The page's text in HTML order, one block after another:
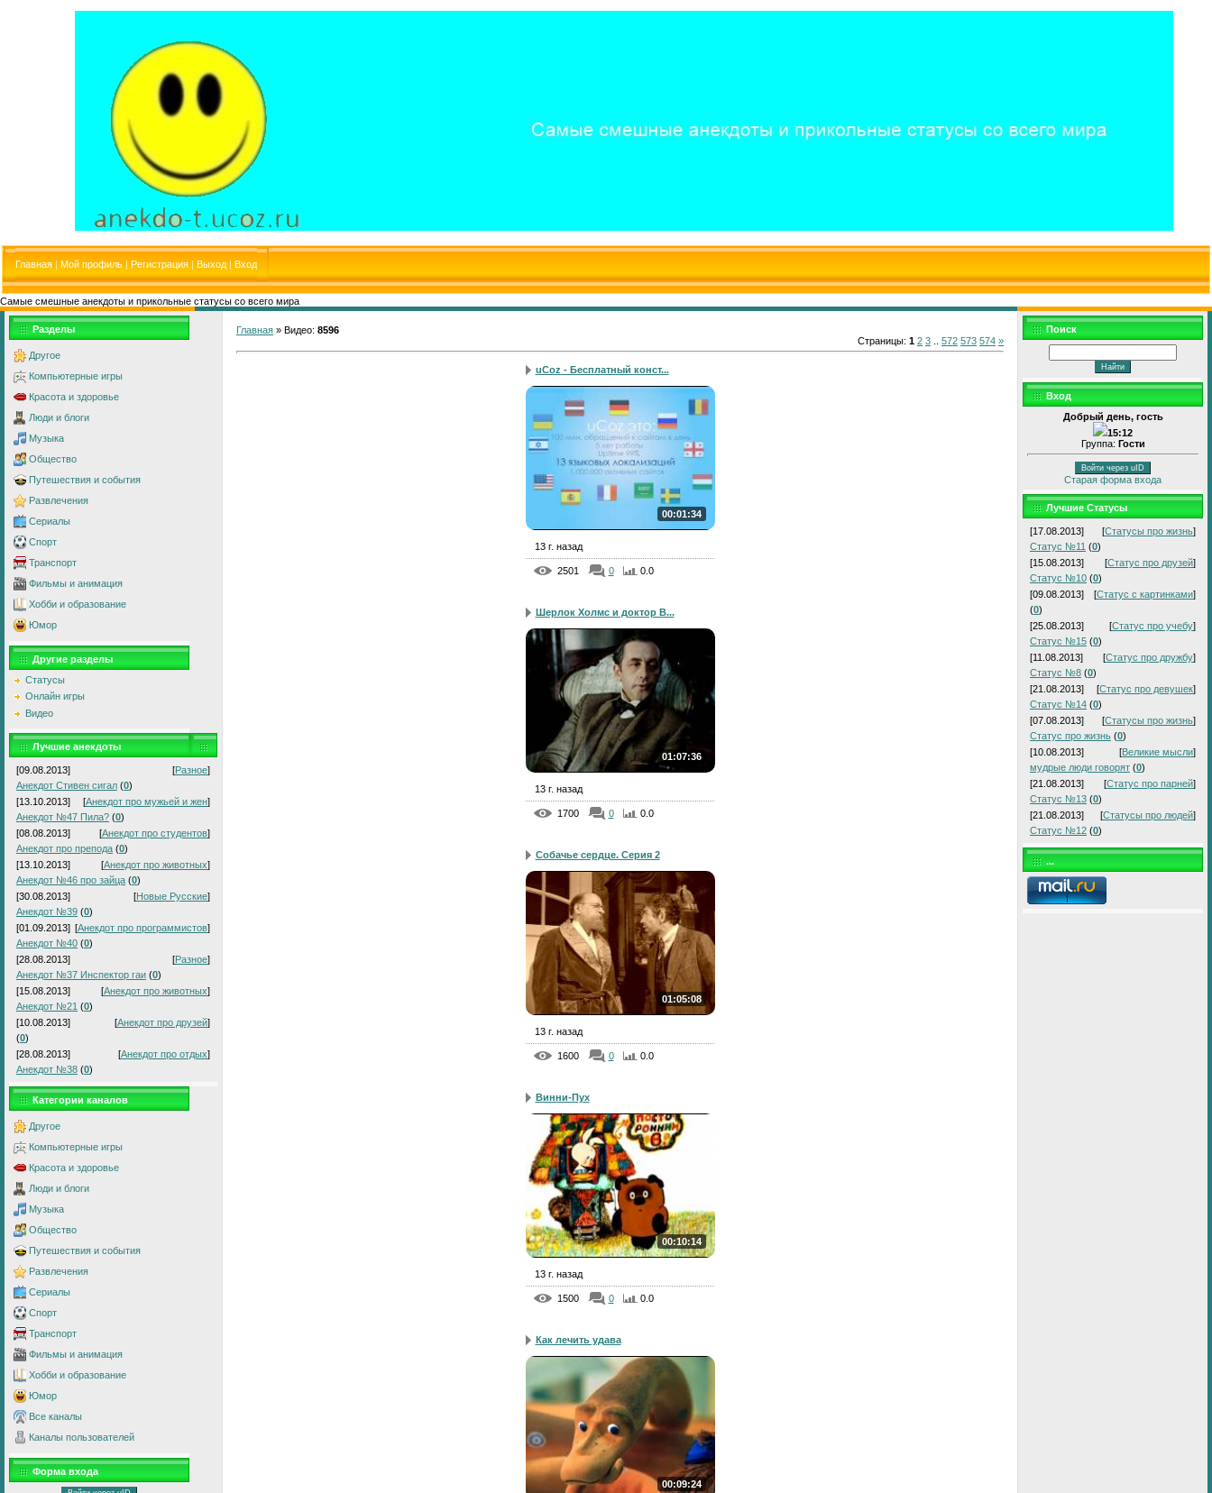
Главная | Мой профиль | Регистрация | Выход | Вход
Самые смешные анекдоты и прикольные статусы со всего мира
Разделы
Другое
Компьютерные игры
Красота и здоровье
Люди и блоги
Музыка
Общество
Путешествия и события
Развлечения
Сериалы
Спорт
Транспорт
Фильмы и анимация
Хобби и образование
Юмор
Другие разделы
Статусы
Онлайн игры
Видео
Лучшие анекдоты
[09.08.2013] [Разное]
Анекдот Стивен сигал (0)
[13.10.2013]
[Анекдот про мужьей и жен]
Анекдот №47 Пила? (0)
[08.08.2013]
[Анекдот про студентов]
Анекдот про препода (0)
[13.10.2013]
[Анекдот про животных]
Анекдот №46 про зайца (0)
[30.08.2013]
[Новые Русские]
Анекдот №39 (0)
[01.09.2013] [Анекдот про программистов]
Анекдот №40 (0)
[28.08.2013]
[Разное]
Анекдот №37 Инспектор гаи (0)
[15.08.2013]
[Анекдот про животных]
Анекдот №21 (0)
[10.08.2013]
[Анекдот про друзей]
(0)
[28.08.2013]
[Анекдот про отдых]
Анекдот №38 (0)
Категории каналов
Другое
Компьютерные игры
Красота и здоровье
Люди и блоги
Музыка
Общество
Путешествия и события
Развлечения
Сериалы
Спорт
Транспорт
Фильмы и анимация
Хобби и образование
Юмор
Все каналы
Каналы пользователей
Форма входа
Главная » Видео: 8596
Страницы: 1 2 3 572 573 574 »
uCoz - Бесплатный конст...
00:01:34
13 г. назад
2501 0 0.0
Шерлок Холмс и доктор В...
01:07:36
13 г. назад
1700 0 0.0
Собачье сердце. Серия 2
01:05:08
13 г. назад
1600 0 0.0
Винни-Пух
00:10:14
13 г. назад
1500 0 0.0
Как лечить удава
00:09:24
Поиск
Вход
Добрый день, гость
15:12
Группа: Гости
Войти через uID
Старая форма входа
Лучшие Статусы
[17.08.2013] [Статусы про жизнь]
Статус №11 (0)
[15.08.2013]
[Статус про друзей]
Статус №10 (0)
[09.08.2013]
[Статус с картинками]
(0)
[25.08.2013]
[Статус про учебу]
Статус №15 (0)
[11.08.2013]
[Статус про дружбу]
Статус №8 (0)
[21.08.2013]
[Статус про девушек]
Статус №14 (0)
[07.08.2013]
[Статусы про жизнь]
Статус про жизнь (0)
[10.08.2013]
[Великие мысли]
мудрые люди говорят (0)
[21.08.2013]
[Статус про парней]
Статус №13 (0)
[21.08.2013]
[Статусы про людей]
Статус №12 (0)
...